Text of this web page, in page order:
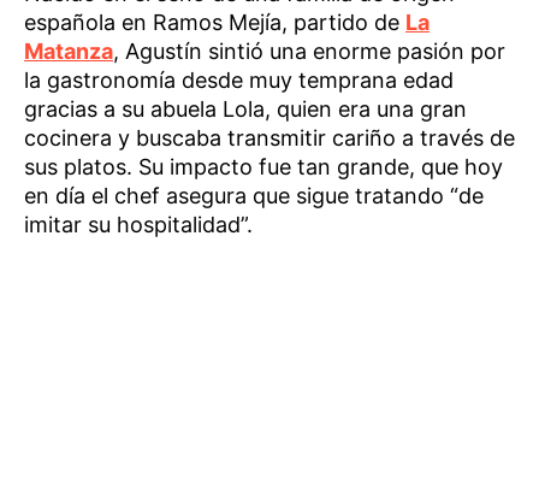
española en Ramos Mejía, partido de La
Matanza, Agustín sintió una enorme pasión por
la gastronomía desde muy temprana edad
gracias a su abuela Lola, quien era una gran
cocinera y buscaba transmitir cariño a través de
sus platos. Su impacto fue tan grande, que hoy
en día el chef asegura que sigue tratando “de
imitar su hospitalidad”.